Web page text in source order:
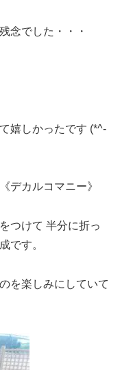
念でした・・・
嬉しかったです (*^-
デカルコマニー》
つけて 半分に折っ
です。
を楽しみにしていて